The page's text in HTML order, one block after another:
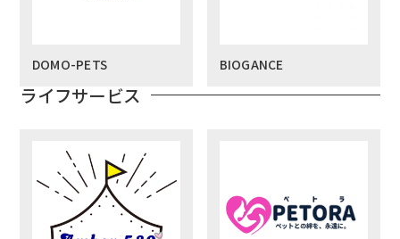
DOMO-PETS BIOGANCE
ライフサービス